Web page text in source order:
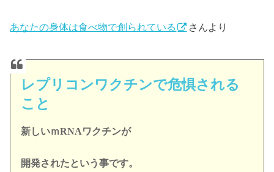
あなたの身体は食べ物で創られている さんより
レプリコンワクチンで危惧される
こと
新しいｍRNAワクチンが
開発されたという事です。